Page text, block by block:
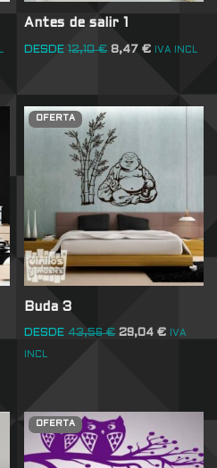
Antes de salir 1
DESDE 12,10€ 8,47€ IVA INCL
OFERTA
Buda 3
DESDE 43,56€ 29,04€ IVA
INCL
OFERTA